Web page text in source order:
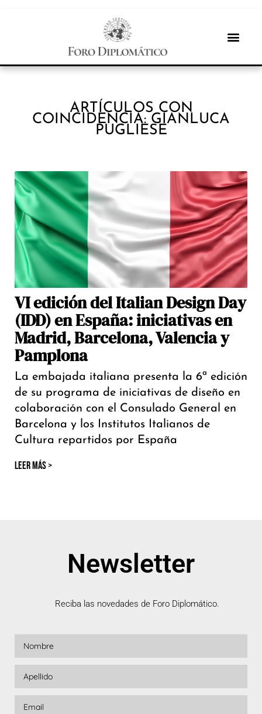
ARTÍCULOS CON
COINCIDENCIA: GIANLUCA
PUGLIESE
VI edición del Italian Design Day
(IDD) en España: iniciativas en
Madrid, Barcelona, Valencia y
Pamplona
La embajada italiana presenta la 6ª edición
de su programa de iniciativas de diseño en
colaboración con el Consulado General en
Barcelona y los Institutos Italianos de
Cultura repartidos por España
LEER MÁS >
Newsletter
Reciba las novedades de Foro Diplomático.